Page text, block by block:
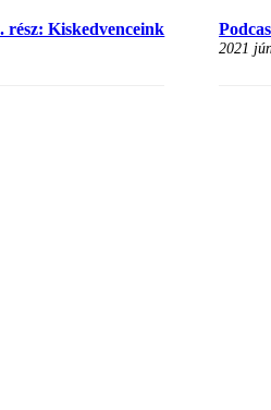
rész: Kiskedvenceink
2021